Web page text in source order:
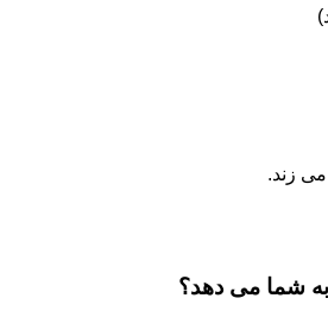
زند.
شما می دهد؟